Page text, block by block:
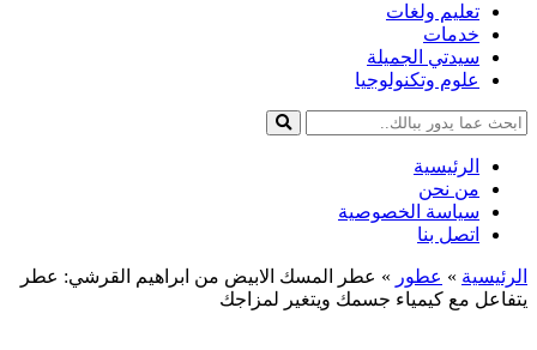
تعليم ولغات
خدمات
سيدتي الجميلة
علوم وتكنولوجيا
الرئيسية
من نحن
سياسة الخصوصية
اتصل بنا
الرئيسية » عطور » عطر المسك الابيض من ابراهيم القرشي: عطر
يتفاعل مع كيمياء جسمك ويتغير لمزاجك